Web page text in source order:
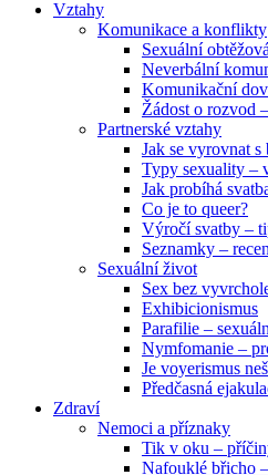
Vztahy
Komunikace a konflikty
Sexuální
Neverbální
Komunikační
Žádost o rozvod
Partnerské vztahy
Jak se vyrovnat s
Typy sexuality –
Jak probíhá
Co je to queer?
Výročí svatby –
Seznamky –
Sexuální život
Sex bez
Exhibicionismus
Parafilie –
Nymfomanie –
Je voyerismus
Předčasná
Zdraví
Nemoci a příznaky
Tik v oku –
Nafouklé břicho